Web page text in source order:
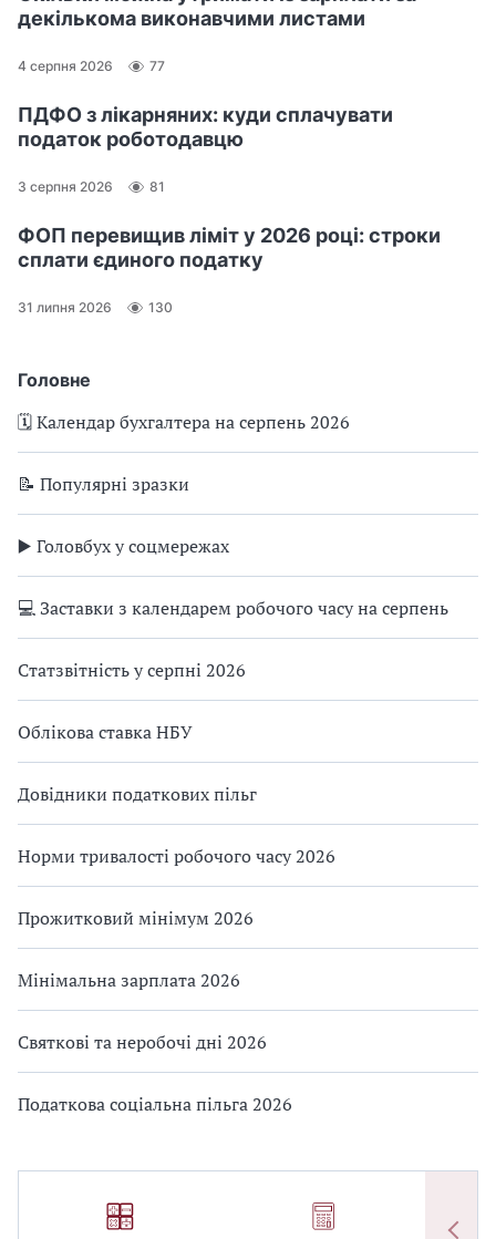
Головне
🗓️ Календар бухгалтера на серпень 2026
📝 Популярні зразки
▶️ Головбух у соцмережах
💻 Заставки з календарем робочого часу на серпень
Статзвітність у серпні 2026
Облікова ставка НБУ
Довідники податкових пільг
Норми тривалості робочого часу 2026
Прожитковий мінімум 2026
Мінімальна зарплата 2026
Святкові та неробочі дні 2026
Податкова соціальна пільга 2026
декількома виконавчими листами
4 серпня 2026 77
ПДФО з лікарняних: куди сплачувати
податок роботодавцю
3 серпня 2026 81
ФОП перевищив ліміт у 2026 році: строки
сплати єдиного податку
31 липня 2026 130